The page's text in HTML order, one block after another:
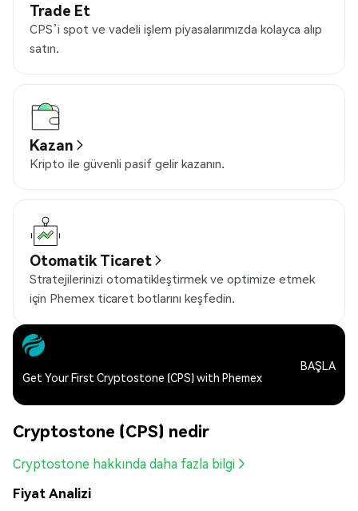
Trade Et
CPS’i spot ve vadeli işlem piyasalarımızda kolayca alıp
satın.
Kazan
Kripto ile güvenli pasif gelir kazanın.
Otomatik Ticaret
Stratejilerinizi otomatikleştirmek ve optimize etmek
için Phemex ticaret botlarını keşfedin.
Get Your First Cryptostone (CPS) with Phemex
BAŞLA
Cryptostone (CPS) nedir
Cryptostone hakkında daha fazla bilgi
Fiyat Analizi